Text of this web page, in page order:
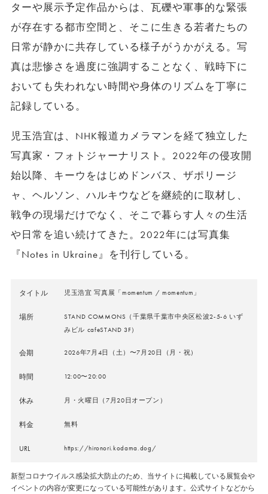
ターや展示予定作品からは、瓦礫や軍事的な緊張
が存在する都市空間と、そこに生きる若者たちの
日常が静かに共存している様子がうかがえる。写
真は悲惨さを過度に強調することなく、戦時下に
おいても失われない時間や身体のリズムを丁寧に
記録している。
児玉浩宜は、NHK報道カメラマンを経て独立した
写真家・フォトジャーナリスト。2022年の侵攻開
始以降、キーウをはじめドンバス、ザポリージ
ャ、ヘルソン、ハルキウなどを継続的に取材し、
戦争の現場だけでなく、そこで暮らす人々の生活
や日常を追い続けてきた。2022年には写真集
『Notes in Ukraine』を刊行している。
タイトル 児玉浩宜 写真展「momentum / momentum」
場所
STAND COMMONS（千葉県千葉市中央区松波2-5-6 いず
みビル cafeSTAND 3F）
会期 2026年7月4日（土）〜7月20日（月・祝）
時間 12:00〜20:00
休み 月・火曜日（7月20日オープン）
料金 無料
URL https://hironori.kodama.dog/
新型コロナウイルス感染拡大防止のため、当サイトに掲載している展覧会や
イベントの内容が変更になっている可能性があります。公式サイトなどから